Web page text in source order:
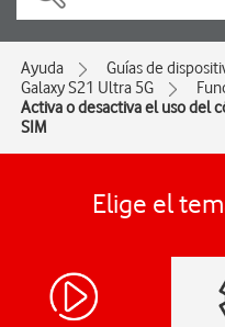
Ayuda Guías de
Galaxy S21 Ultra 5G
Activa o desactiva el uso del
SIM
Elige el